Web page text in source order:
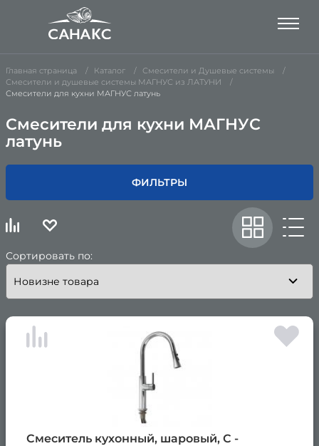
Главная страница Каталог
Смесители и Душевые системы
Смесители и душевые системы МАГНУС из ЛАТУНИ
Смесители для кухни МАГНУС латунь
Смесители для кухни МАГНУС
латунь
ФИЛЬТРЫ
Сортировать по:
Смеситель кухонный, шаровый, С -